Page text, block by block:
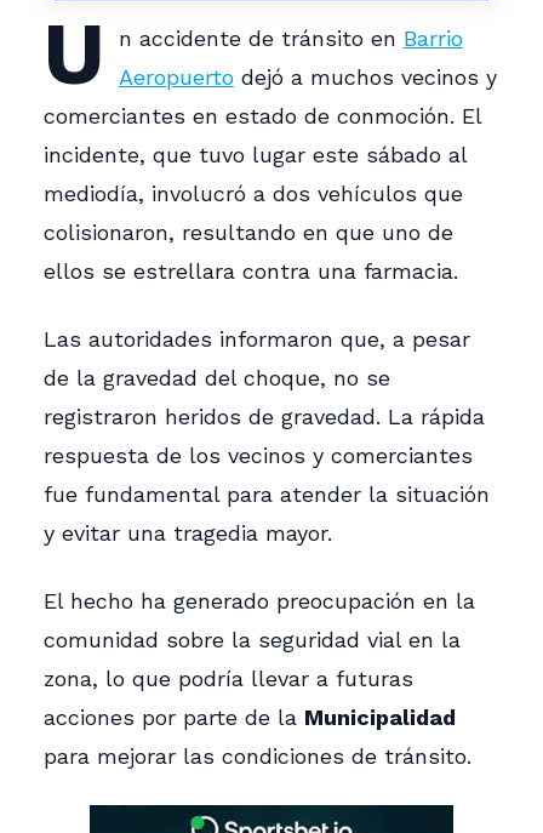
U n accidente de tránsito en Barrio
Aeropuertodejó a muchos vecinos y
comerciantes en estado de conmoción. El
incidente, que tuvo lugar este sábado al
mediodía, involucró a dos vehículos que
colisionaron, resultando en que uno de
ellos se estrellara contra una farmacia.
Las autoridades informaron que, a pesar
de la gravedad del choque, no se
registraron heridos de gravedad. La rápida
respuesta de los vecinos y comerciantes
fue fundamental para atender la situación
y evitar una tragedia mayor.
El hecho ha generado preocupación en la
comunidad sobre la seguridad vial en la
zona, lo que podría llevar a futuras
acciones por parte de la Municipalidad
para mejorar las condiciones de tránsito.